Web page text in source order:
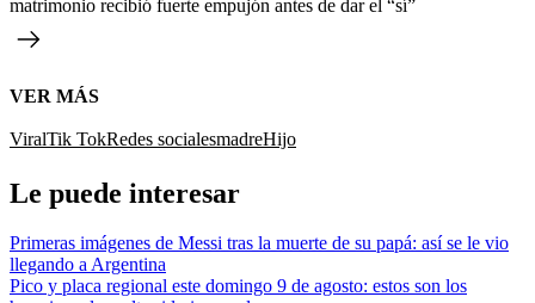
matrimonio recibió fuerte empujón antes de dar el “sí”
VER MÁS
ViralTik TokRedes socialesmadreHijo
Le puede interesar
Primeras imágenes de Messi tras la muerte de su papá: así se le vio
llegando a Argentina
Pico y placa regional este domingo 9 de agosto: estos son los